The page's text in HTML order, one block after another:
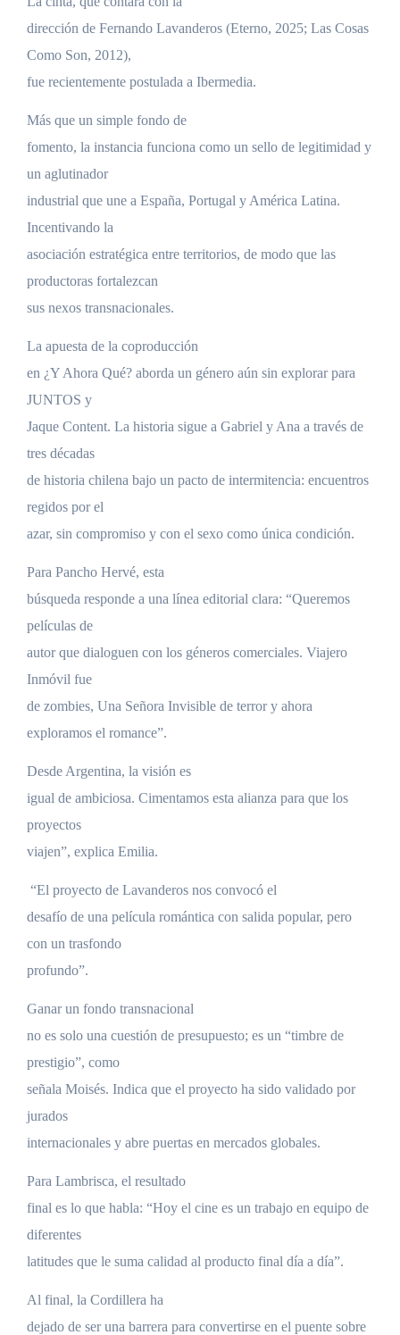
dirección de Fernando Lavanderos (Eterno, 2025; Las Cosas
Como Son, 2012),
fue recientemente postulada a Ibermedia.
Más que un simple fondo de
fomento, la instancia funciona como un sello de legitimidad y
un aglutinador
industrial que une a España, Portugal y América Latina.
Incentivando la
asociación estratégica entre territorios, de modo que las
productoras fortalezcan
sus nexos transnacionales.
La apuesta de la coproducción
en ¿Y Ahora Qué? aborda un género aún sin explorar para
JUNTOS y
Jaque Content. La historia sigue a Gabriel y Ana a través de
tres décadas
de historia chilena bajo un pacto de intermitencia: encuentros
regidos por el
azar, sin compromiso y con el sexo como única condición.
Para Pancho Hervé, esta
búsqueda responde a una línea editorial clara: “Queremos
películas de
autor que dialoguen con los géneros comerciales. Viajero
Inmóvil fue
de zombies, Una Señora Invisible de terror y ahora
exploramos el romance”.
Desde Argentina, la visión es
igual de ambiciosa. Cimentamos esta alianza para que los
proyectos
viajen”, explica Emilia.
“El proyecto de Lavanderos nos convocó el
desafío de una película romántica con salida popular, pero
con un trasfondo
profundo”.
Ganar un fondo transnacional
no es solo una cuestión de presupuesto; es un “timbre de
prestigio”, como
señala Moisés. Indica que el proyecto ha sido validado por
jurados
internacionales y abre puertas en mercados globales.
Para Lambrisca, el resultado
final es lo que habla: “Hoy el cine es un trabajo en equipo de
diferentes
latitudes que le suma calidad al producto final día a día”.
Al final, la Cordillera ha
dejado de ser una barrera para convertirse en el puente sobre